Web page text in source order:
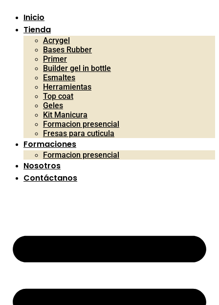
Inicio
Tienda
Acrygel
Bases Rubber
Primer
Builder gel in bottle
Esmaltes
Herramientas
Top coat
Geles
Kit Manicura
Formacion presencial
Fresas para cuticula
Formaciones
Formacion presencial
Nosotros
Contáctanos